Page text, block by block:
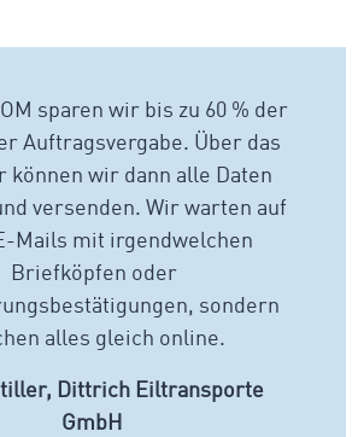
sparen wir bis zu 60 % der
Auftragsvergabe. Über das
können wir dann alle Daten
versenden. Wir warten auf
Mails mit irgendwelchen
Briefköpfen oder
sondern
alles gleich online.
Dittrich Eiltransporte
GmbH